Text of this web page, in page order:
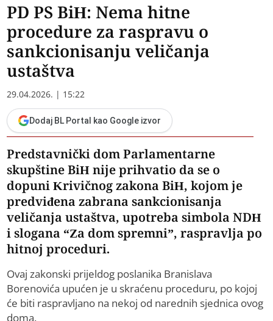
PD PS BiH: Nema hitne
procedure za raspravu o
sankcionisanju veličanja
ustaštva
29.04.2026. | 15:22
Dodaj BL Portal kao Google izvor
Predstavnički dom Parlamentarne
skupštine BiH nije prihvatio da se o
dopuni Krivičnog zakona BiH, kojom je
predviđena zabrana sankcionisanja
veličanja ustaštva, upotreba simbola NDH
i slogana “Za dom spremni”, raspravlja po
hitnoj proceduri.
Ovaj zakonski prijeldog poslanika Branislava
Borenovića upućen je u skraćenu proceduru, po kojoj
će biti raspravljano na nekoj od narednih sjednica ovog
doma.